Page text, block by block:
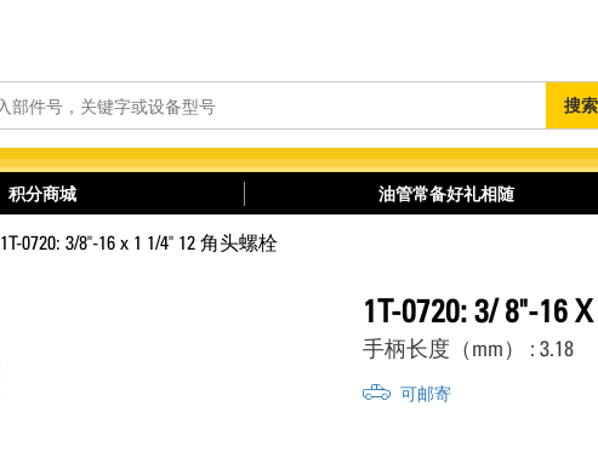
搜索
积分商城 油管常备好礼相随
1T-0720: 3/8"-16 x 1 1/4" 12 角头螺栓
1T-0720: 3/ 8"-16
手柄长度（mm） : 3.18
可邮寄